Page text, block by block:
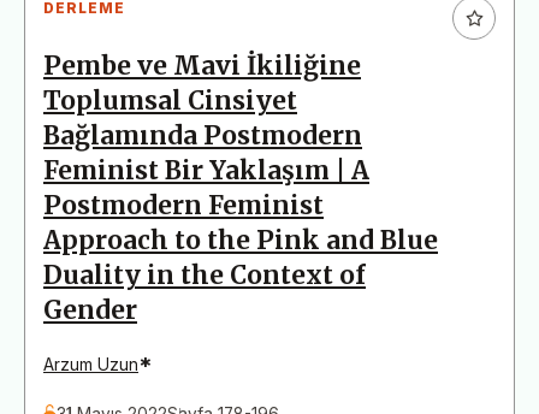
DERLEME
Pembe ve Mavi İkiliğine
Toplumsal Cinsiyet
Bağlamında Postmodern
Feminist Bir Yaklaşım | A
Postmodern Feminist
Approach to the Pink and Blue
Duality in the Context of
Gender
Arzum Uzun*